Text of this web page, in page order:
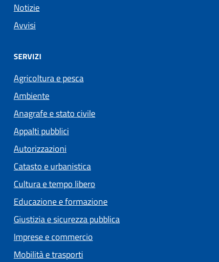
Notizie
Avvisi
SERVIZI
Agricoltura e pesca
Ambiente
Anagrafe e stato civile
Appalti pubblici
Autorizzazioni
Catasto e urbanistica
Cultura e tempo libero
Educazione e formazione
Giustizia e sicurezza pubblica
Imprese e commercio
Mobilità e trasporti